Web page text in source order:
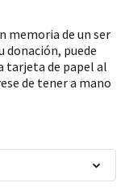
memoria de un ser
donación, puede
tarjeta de papel al
de tener a mano